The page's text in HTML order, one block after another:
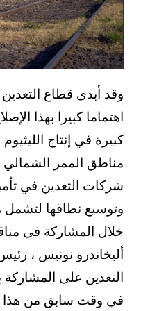
وقد أبدى قطاع
اهتماما كبيرا بهذا
كبيرة في إنتاج
مناطق الممر الشمالي
شركات التعدين في
وتوسيع نطاقها لتشمل
خلال المشاركة في
أليخاندرو نونيس ،
التعدين على
في وقت سابق من هذا